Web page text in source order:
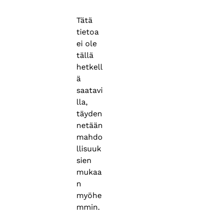
Tätä
tietoa
ei ole
tällä
hetkell
ä
saatavi
lla,
täyden
netään
mahdo
llisuuk
sien
mukaa
n
myöhe
mmin.